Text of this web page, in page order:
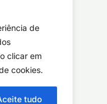
de
clicar em
cookies.
tudo